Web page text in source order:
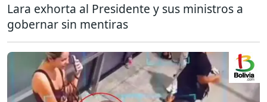
Lara exhorta al Presidente y sus ministros a
gobernar sin mentiras